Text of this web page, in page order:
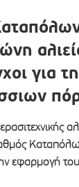
για
εφαρμογή